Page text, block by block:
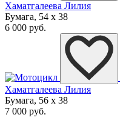
Хаматгалеева Лилия
Бумага, 54 x 38
6 000 руб.
Хаматгалеева Лилия
Бумага, 56 x 38
7 000 руб.